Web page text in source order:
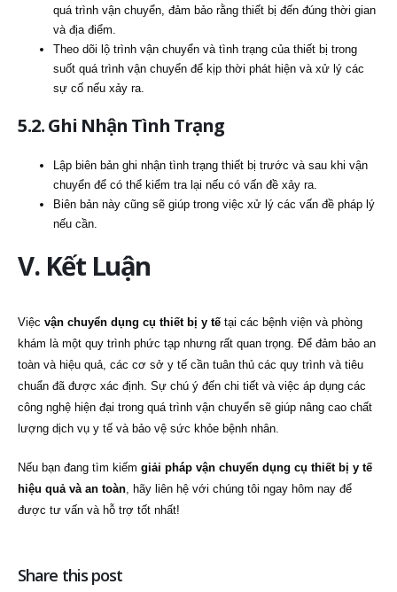
quá trình vận chuyển, đảm bảo rằng thiết bị đến đúng thời gian
và địa điểm.
Theo dõi lộ trình vận chuyển và tình trạng của thiết bị trong
suốt quá trình vận chuyển để kịp thời phát hiện và xử lý các
sự cố nếu xảy ra.
5.2. Ghi Nhận Tình Trạng
Lập biên bản ghi nhận tình trạng thiết bị trước và sau khi vận
chuyển để có thể kiểm tra lại nếu có vấn đề xảy ra.
Biên bản này cũng sẽ giúp trong việc xử lý các vấn đề pháp lý
nếu cần.
V. Kết Luận
Việc vận chuyển dụng cụ thiết bị y tế tại các bệnh viện và phòng
khám là một quy trình phức tạp nhưng rất quan trọng. Để đảm bảo an
toàn và hiệu quả, các cơ sở y tế cần tuân thủ các quy trình và tiêu
chuẩn đã được xác định. Sự chú ý đến chi tiết và việc áp dụng các
công nghệ hiện đại trong quá trình vận chuyển sẽ giúp nâng cao chất
lượng dịch vụ y tế và bảo vệ sức khỏe bệnh nhân.
Nếu bạn đang tìm kiếm giải pháp vận chuyển dụng cụ thiết bị y tế
hiệu quả và an toàn , hãy liên hệ với chúng tôi ngay hôm nay để
được tư vấn và hỗ trợ tốt nhất!
Share this post